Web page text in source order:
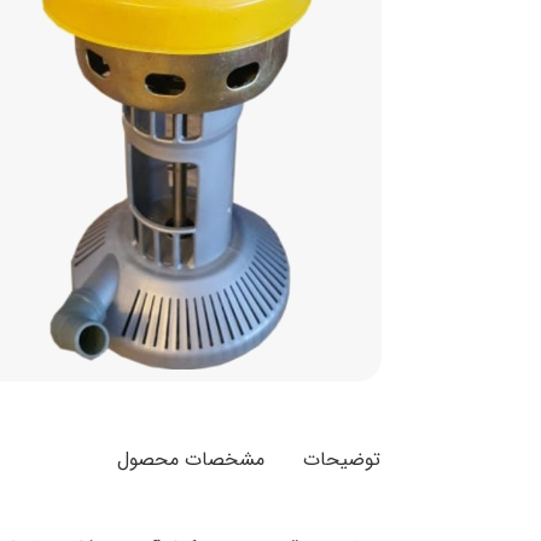
توضیحات مشخصات محصول